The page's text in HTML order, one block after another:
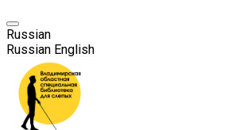
Russian
Russian English